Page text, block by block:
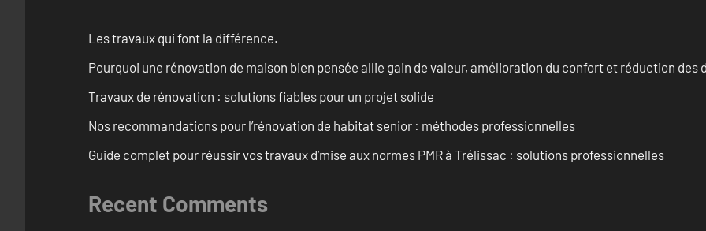
Les travaux qui font la différence.
Pourquoi une rénovation de maison bien pensée allie gain de valeur, amélioration du confort et réduction des
Travaux de rénovation : solutions fiables pour un projet solide
Nos recommandations pour l’rénovation de habitat senior : méthodes professionnelles
Guide complet pour réussir vos travaux d’mise aux normes PMR à Trélissac : solutions professionnelles
Recent Comments